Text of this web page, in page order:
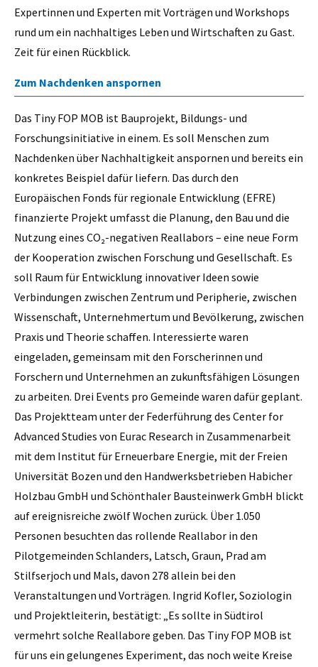
Expertinnen und Experten mit Vorträgen und Workshops
rund um ein nachhaltiges Leben und Wirtschaften zu Gast.
Zeit für einen Rückblick.
Zum Nachdenken anspornen
Das Tiny FOP MOB ist Bauprojekt, Bildungs- und
Forschungsinitiative in einem. Es soll Menschen zum
Nachdenken über Nachhaltigkeit anspornen und bereits ein
konkretes Beispiel dafür liefern. Das durch den
Europäischen Fonds für regionale Entwicklung (EFRE)
finanzierte Projekt umfasst die Planung, den Bau und die
Nutzung eines CO₂-negativen Reallabors – eine neue Form
der Kooperation zwischen Forschung und Gesellschaft. Es
soll Raum für Entwicklung innovativer Ideen sowie
Verbindungen zwischen Zentrum und Peripherie, zwischen
Wissenschaft, Unternehmertum und Bevölkerung, zwischen
Praxis und Theorie schaffen. Interessierte waren
eingeladen, gemeinsam mit den Forscherinnen und
Forschern und Unternehmen an zukunftsfähigen Lösungen
zu arbeiten. Drei Events pro Gemeinde waren dafür geplant.
Das Projektteam unter der Federführung des Center for
Advanced Studies von Eurac Research in Zusammenarbeit
mit dem Institut für Erneuerbare Energie, mit der Freien
Universität Bozen und den Handwerksbetrieben Habicher
Holzbau GmbH und Schönthaler Bausteinwerk GmbH blickt
auf ereignisreiche zwölf Wochen zurück. Über 1.050
Personen besuchten das rollende Reallabor in den
Pilotgemeinden Schlanders, Latsch, Graun, Prad am
Stilfserjoch und Mals, davon 278 allein bei den
Veranstaltungen und Vorträgen. Ingrid Kofler, Soziologin
und Projektleiterin, bestätigt: „Es sollte in Südtirol
vermehrt solche Reallabore geben. Das Tiny FOP MOB ist
für uns ein gelungenes Experiment, das noch weite Kreise